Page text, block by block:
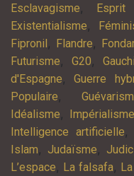
Esclavagisme, Esprit
Existentialisme,
Fipronil , Flandre,
Futurisme, G20,
d'Espagne,Guerre
Populaire,
Idéalisme, Impérialisme
Intelligence artificielle,
Islam, Judaïsme,
L’espace, La falsafa,